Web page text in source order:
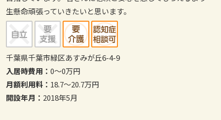
生懸命頑張っていきたいと思います。
千葉県千葉市緑区あすみが丘6-4-9
入居時費用： 0～0万円
月額利用料： 18.7～20.7万円
開設年月： 2018年5月